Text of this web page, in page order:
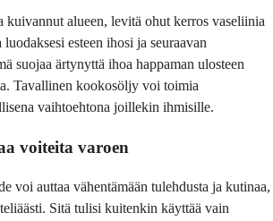
kuivannut alueen, levitä ohut kerros vaseliinia
esteen ihosi ja seuraavan
suojaa ärtynyttä ihoa happaman ulosteen
Tavallinen kookosöljy voi toimia
vaihtoehtona joillekin ihmisille.
voiteita varoen
voi auttaa vähentämään tulehdusta ja kutinaa,
Sitä tulisi kuitenkin käyttää vain